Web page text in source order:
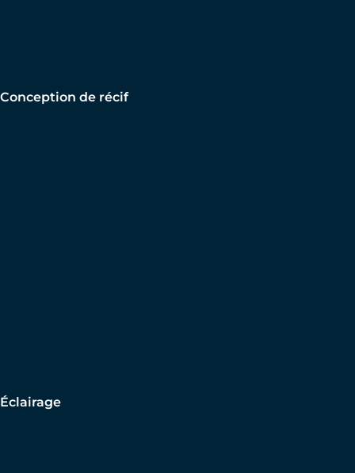
Conception de récif
Éclairage